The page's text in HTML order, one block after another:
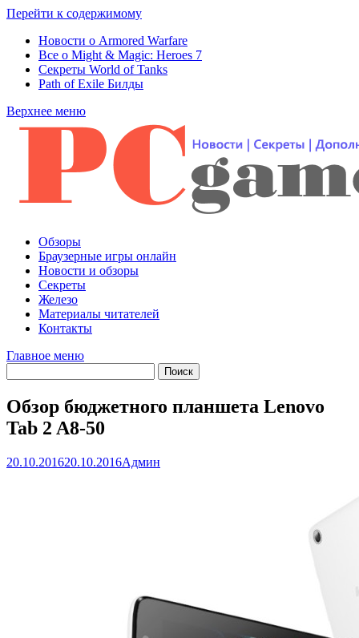
Перейти к содержимому
Новости о Armored Warfare
Все о Might & Magic: Heroes 7
Секреты World of Tanks
Path of Exile Билды
Верхнее меню
Обзоры
Браузерные игры онлайн
Новости и обзоры
Секреты
Железо
Материалы читателей
Контакты
Главное меню
Обзор бюджетного планшета Lenovo
Tab 2 A8-50
20.10.201620.10.2016Админ